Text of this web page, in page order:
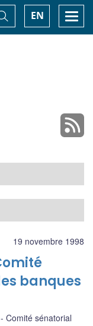
EN
Basculer
la
recherche
19 novembre 1998
banques
Comité sénatorial